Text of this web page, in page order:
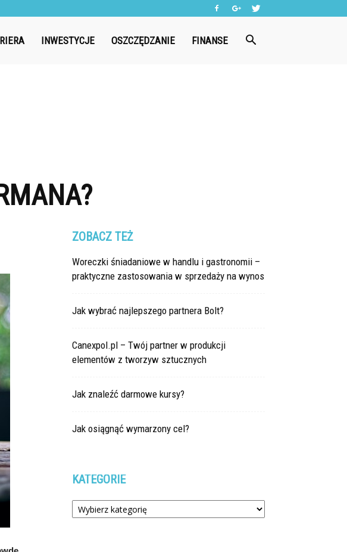
INWESTYCJE OSZCZĘDZANIE FINANSE
ZOBACZ TEŻ
Woreczki śniadaniowe w handlu i gastronomii –
praktyczne zastosowania w sprzedaży na wynos
Jak wybrać najlepszego partnera Bolt?
Canexpol.pl – Twój partner w produkcji
elementów z tworzyw sztucznych
Jak znaleźć darmowe kursy?
Jak osiągnąć wymarzony cel?
KATEGORIE
Kategorie